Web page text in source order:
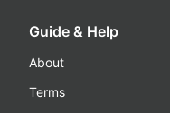
Guide & Help
About
Terms